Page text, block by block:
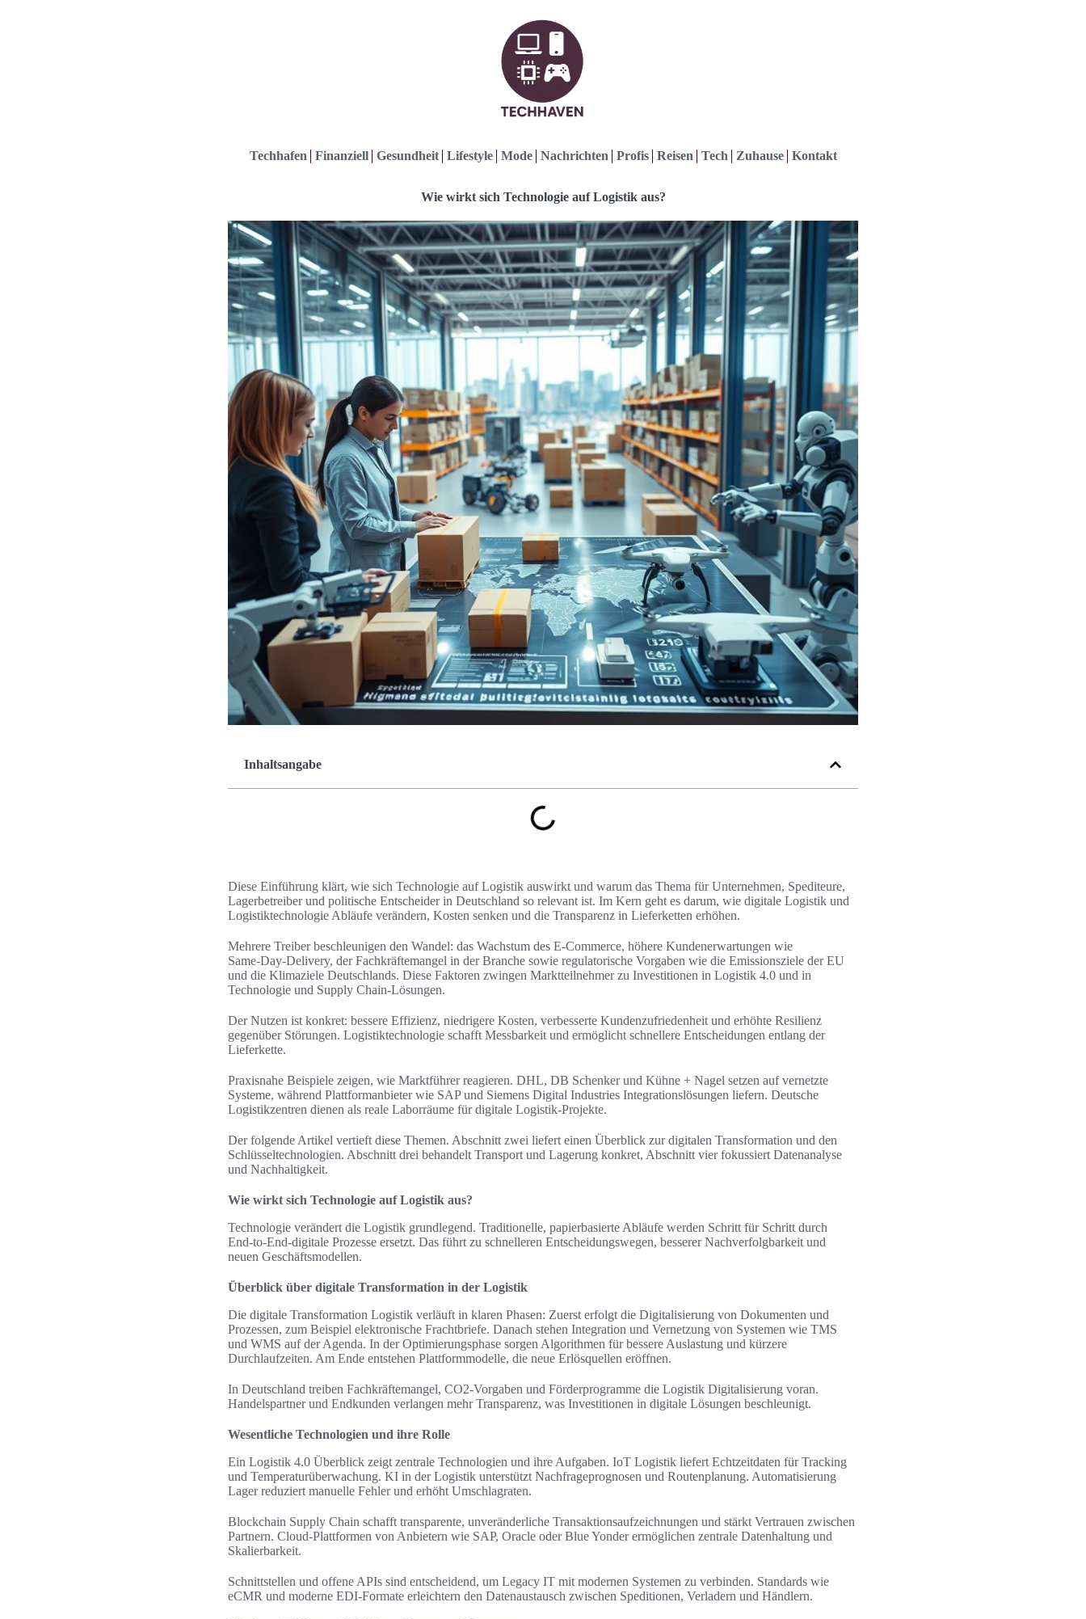
Techhafen Finanziell Gesundheit Lifestyle Mode Nachrichten Profis Reisen Tech Zuhause Kontakt
Wie wirkt sich Technologie auf Logistik aus?
Inhaltsangabe
Diese Einführung klärt, wie sich Technologie auf Logistik auswirkt und warum das Thema für Unternehmen, Spediteure,
Lagerbetreiber und politische Entscheider in Deutschland so relevant ist. Im Kern geht es darum, wie digitale Logistik und
Logistiktechnologie Abläufe verändern, Kosten senken und die Transparenz in Lieferketten erhöhen.
Mehrere Treiber beschleunigen den Wandel: das Wachstum des E‑Commerce, höhere Kundenerwartungen wie
Same‑Day‑Delivery, der Fachkräftemangel in der Branche sowie regulatorische Vorgaben wie die Emissionsziele der EU
und die Klimaziele Deutschlands. Diese Faktoren zwingen Marktteilnehmer zu Investitionen in Logistik 4.0 und in
Technologie und Supply Chain‑Lösungen.
Der Nutzen ist konkret: bessere Effizienz, niedrigere Kosten, verbesserte Kundenzufriedenheit und erhöhte Resilienz
gegenüber Störungen. Logistiktechnologie schafft Messbarkeit und ermöglicht schnellere Entscheidungen entlang der
Lieferkette.
Praxisnahe Beispiele zeigen, wie Marktführer reagieren. DHL, DB Schenker und Kühne + Nagel setzen auf vernetzte
Systeme, während Plattformanbieter wie SAP und Siemens Digital Industries Integrationslösungen liefern. Deutsche
Logistikzentren dienen als reale Laborräume für digitale Logistik‑Projekte.
Der folgende Artikel vertieft diese Themen. Abschnitt zwei liefert einen Überblick zur digitalen Transformation und den
Schlüsseltechnologien. Abschnitt drei behandelt Transport und Lagerung konkret, Abschnitt vier fokussiert Datenanalyse
und Nachhaltigkeit.
Wie wirkt sich Technologie auf Logistik aus?
Technologie verändert die Logistik grundlegend. Traditionelle, papierbasierte Abläufe werden Schritt für Schritt durch
End‑to‑End‑digitale Prozesse ersetzt. Das führt zu schnelleren Entscheidungswegen, besserer Nachverfolgbarkeit und
neuen Geschäftsmodellen.
Überblick über digitale Transformation in der Logistik
Die digitale Transformation Logistik verläuft in klaren Phasen: Zuerst erfolgt die Digitalisierung von Dokumenten und
Prozessen, zum Beispiel elektronische Frachtbriefe. Danach stehen Integration und Vernetzung von Systemen wie TMS
und WMS auf der Agenda. In der Optimierungsphase sorgen Algorithmen für bessere Auslastung und kürzere
Durchlaufzeiten. Am Ende entstehen Plattformmodelle, die neue Erlösquellen eröffnen.
In Deutschland treiben Fachkräftemangel, CO2‑Vorgaben und Förderprogramme die Logistik Digitalisierung voran.
Handelspartner und Endkunden verlangen mehr Transparenz, was Investitionen in digitale Lösungen beschleunigt.
Wesentliche Technologien und ihre Rolle
Ein Logistik 4.0 Überblick zeigt zentrale Technologien und ihre Aufgaben. IoT Logistik liefert Echtzeitdaten für Tracking
und Temperaturüberwachung. KI in der Logistik unterstützt Nachfrageprognosen und Routenplanung. Automatisierung
Lager reduziert manuelle Fehler und erhöht Umschlagraten.
Blockchain Supply Chain schafft transparente, unveränderliche Transaktionsaufzeichnungen und stärkt Vertrauen zwischen
Partnern. Cloud‑Plattformen von Anbietern wie SAP, Oracle oder Blue Yonder ermöglichen zentrale Datenhaltung und
Skalierbarkeit.
Schnittstellen und offene APIs sind entscheidend, um Legacy IT mit modernen Systemen zu verbinden. Standards wie
eCMR und moderne EDI‑Formate erleichtern den Datenaustausch zwischen Speditionen, Verladern und Händlern.